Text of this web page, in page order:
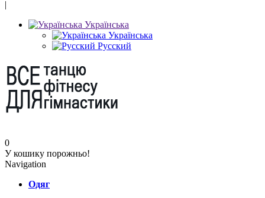
|
Українська
Українська
Русский
0
У кошику порожньо!
Navigation
Одяг